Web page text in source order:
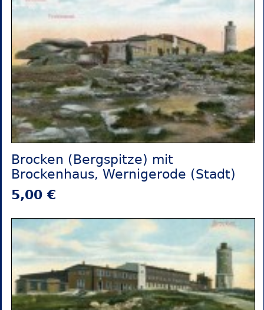
Brocken (Bergspitze) mit
Brockenhaus, Wernigerode (Stadt)
5,00 €